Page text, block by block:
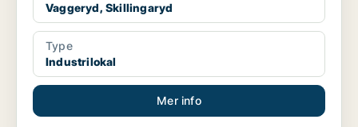
Vaggeryd, Skillingaryd
Type
Industrilokal
Mer info